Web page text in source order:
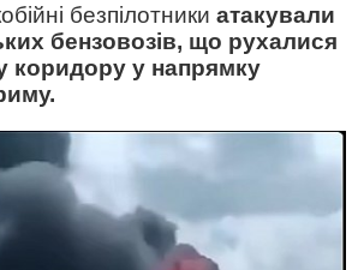
безпілотники атакували
бензовозів, що рухалися
коридору у напрямку